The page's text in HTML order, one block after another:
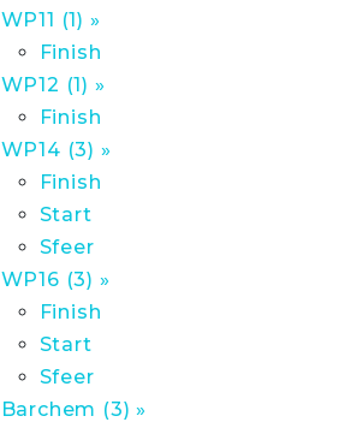
WP11 (1) »
Finish
WP12 (1) »
Finish
WP14 (3) »
Finish
Start
Sfeer
WP16 (3) »
Finish
Start
Sfeer
Barchem (3) »